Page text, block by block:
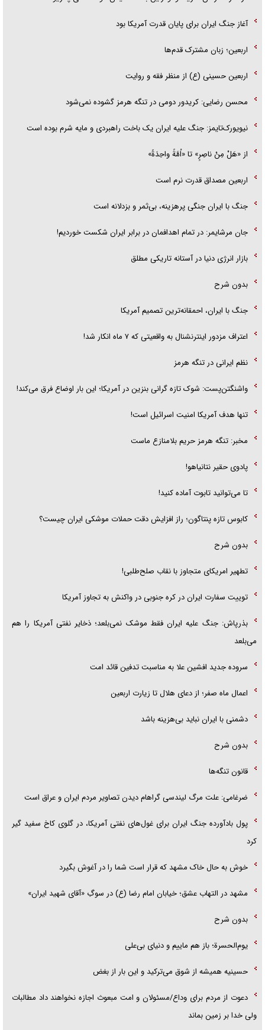
آغاز جنگ ایران برای پایان قدرت آمریکا بود
اربعین؛ زبان مشترک قدم‌ها
اربعین حسینی (ع) از منظر فقه و روایت
محسن رضایی: کریدور دومی در تنگه هرمز گشوده نمی‌شود
نیویورک‌تایمز: جنگ علیه ایران یک باخت راهبردی و مایه شرم بوده است
از «هَلْ مِنْ ناصِرٍ» تا «اُمَّةً واحِدَةً»
اربعین مصداق قدرت نرم است
جنگ با ایران جنگی پرهزینه، بی‌ثمر و بزدلانه است
جان مرشایمر: در تمام اهدافمان در برابر ایران شکست خوردیم!
بازار انرژی دنیا در آستانه تاریکی مطلق
بدون شرح
جنگ با ایران، احمقانه‌ترین تصمیم آمریکا
اعتراف مزدور اینترنشنال به واقعیتی که ۷ ماه انکار شد!
نظم ایرانی در تنگه هرمز
واشنگتن‌پست: شوک تازه گرانی بنزین در آمریکا؛ این بار اوضاع فرق می‌کند!
تنها هدف آمریکا امنیت اسرائیل است!
مخبر: تنگه هرمز حریم بلامنازع ماست
پادوی حقیر نتانیاهو!
تا می‌توانید تابوت آماده کنید!
کابوس تازه پنتاگون؛ راز افزایش دقت حملات موشکی ایران چیست؟
بدون شرح
تطهیر امریکای متجاوز با نقاب صلح‌طلبی!
توییت سفارت ایران در کره جنوبی در واکنش به تجاوز آمریکا
بذرپاش: ‏جنگ علیه ایران فقط موشک نمی‌بلعد؛ ذخایر نفتی آمریکا را هم
می‌بلعد
سروده جدید افشین علا به مناسبت تدفین قائد امت
اعمال ماه صفر؛ از دعای هلال تا زیارت اربعین
دشمنی با ایران نباید بی‌هزینه باشد
بدون شرح
قانون تنگه‌ها
ضرغامی: علت مرگ لیندسی گراهام دیدن تصاویر مردم ایران و عراق است
پول بادآورده جنگ ایران برای غول‌های نفتی آمریکا، در گلوی کاخ سفید گیر
کرد
خوش به حال خاک مشهد که قرار است شما را در آغوش بگیرد
مشهد در التهاب عشق؛ خیابان امام رضا (ع) در سوگِ «آقای شهید ایران»
بدون شرح
یوم‌الحسرة؛ باز هم ماییم و دنیای بی‌علی
حسینیه همیشه از شوق می‌ترکید و این بار از بغض
دعوت از مردم برای وداع/مسئولان و امت مبعوث اجازه نخواهند داد مطالبات
ولی خدا بر زمین بماند